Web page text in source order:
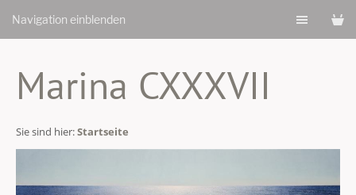
Navigation einblenden
Marina CXXXVII
Sie sind hier:Startseite